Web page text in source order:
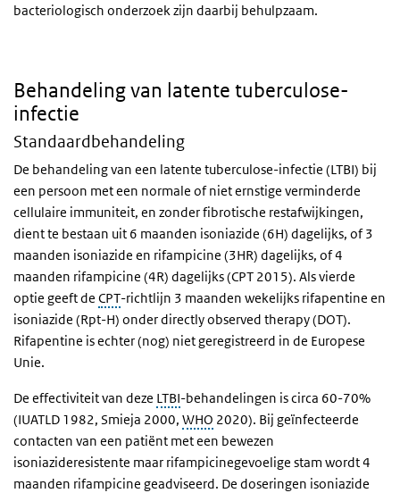
bacteriologisch onderzoek zijn daarbij behulpzaam.
Behandeling van latente tuberculose-
infectie
Standaardbehandeling
De behandeling van een latente tuberculose-infectie (LTBI) bij
een persoon met een normale of niet ernstige verminderde
cellulaire immuniteit, en zonder fibrotische restafwijkingen,
dient te bestaan uit 6 maanden isoniazide (6H) dagelijks, of 3
maanden isoniazide en rifampicine (3HR) dagelijks, of 4
maanden rifampicine (4R) dagelijks (CPT 2015). Als vierde
optie geeft de CPT-richtlijn 3 maanden wekelijks rifapentine en
isoniazide (Rpt-H) onder directly observed therapy (DOT).
Rifapentine is echter (nog) niet geregistreerd in de Europese
Unie.
De effectiviteit van deze LTBI-behandelingen is circa 60-70%
(IUATLD 1982, Smieja 2000, WHO 2020). Bij geïnfecteerde
contacten van een patiënt met een bewezen
isoniazideresistente maar rifampicinegevoelige stam wordt 4
maanden rifampicine geadviseerd. De doseringen isoniazide